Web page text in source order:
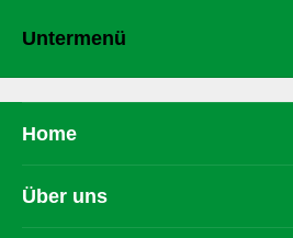
Untermenü
Home
Über uns